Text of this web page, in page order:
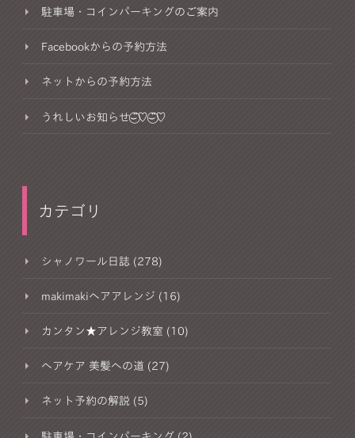
駐車場・コインパーキングのご案内
Facebookからの予約方法
ネットからの予約方法
うれしいお知らせ⌣̈⃝♡⌣̈⃝♡
カテゴリ
シャノワール日誌 (278)
makimakiヘアアレンジ (16)
カンタン★アレンジ教室 (10)
ヘアケア 美髪への道 (27)
ネット予約の解説 (5)